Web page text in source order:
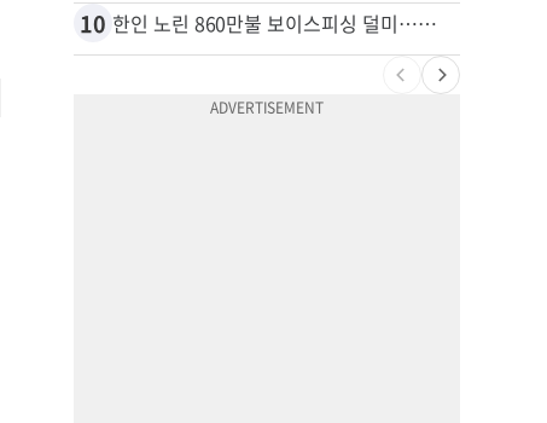
10 한인 노린 860만불 보이스피싱 덜미…영사관·한국 검찰 사칭